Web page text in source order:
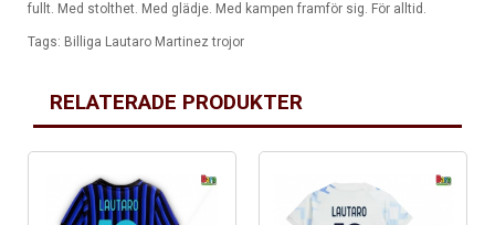
fullt. Med stolthet. Med glädje. Med kampen framför sig. För alltid.
Tags: Billiga Lautaro Martinez trojor
RELATERADE PRODUKTER